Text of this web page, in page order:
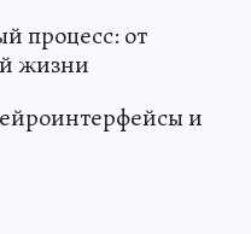
процесс: от
жизни
и